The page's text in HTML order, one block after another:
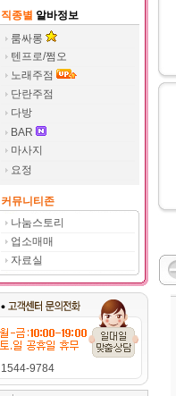
직종별 알바정보
룸싸롱
텐프로/쩜오
노래주점
단란주점
다방
BAR
마사지
요정
커뮤니티존
나눔스토리
업소매매
자료실
1544-9784